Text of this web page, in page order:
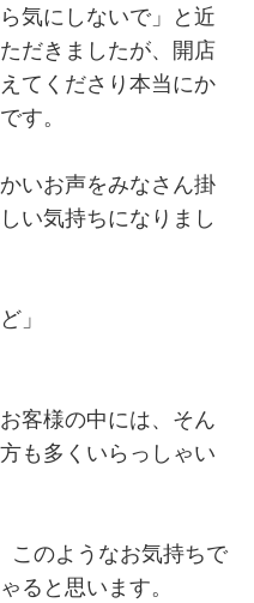
気にしないで」と近
だきましたが、開店
てくださり本当にか
す。
いお声をみなさん掛
い気持ちになりまし
」
客様の中には、そん
も多くいらっしゃい
このようなお気持ちで
ると思います。